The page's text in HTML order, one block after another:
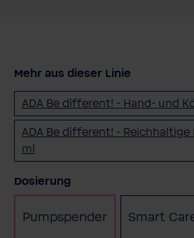
Mehr aus dieser Linie
ADA Be different! - Hand- und
ADA Be different! -
ml
Dosierung
Pumpspender Smart